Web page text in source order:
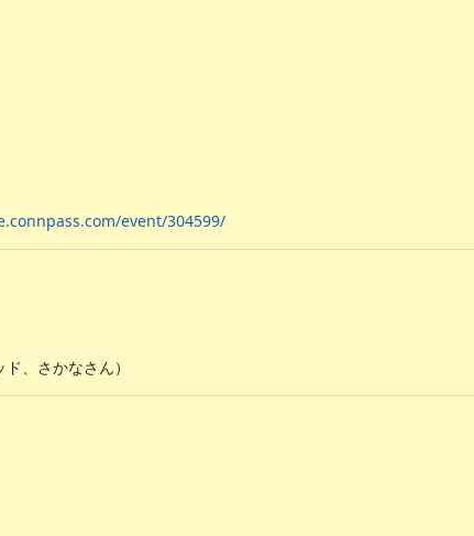
event/304599/
、さかなさん）